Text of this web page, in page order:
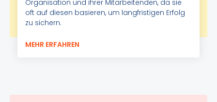
Organisation und ihrer Mitarbeitenden, da sie
oft auf diesen basieren, um langfristigen Erfolg
zu sichern.
MEHR ERFAHREN